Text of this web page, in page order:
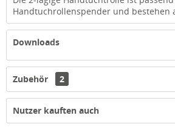
Handtuchrollenspender und bestehen
Downloads
Zubehör 2
Nutzer kauften auch